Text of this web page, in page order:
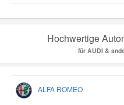
Hochwertige
für AUDI &
ALFA ROMEO